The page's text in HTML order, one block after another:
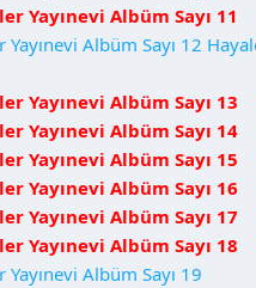
Yayınevi Albüm Sayı 11
Yayınevi Albüm Sayı 12
Yayınevi Albüm Sayı 13
Yayınevi Albüm Sayı 14
Yayınevi Albüm Sayı 15
Yayınevi Albüm Sayı 16
Yayınevi Albüm Sayı 17
Yayınevi Albüm Sayı 18
Albüm Sayı 19